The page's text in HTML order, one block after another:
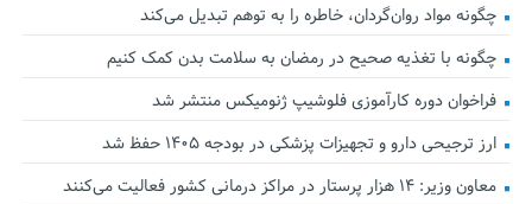
چگونه مواد روان‌گردان، خاطره را به توهم تبدیل می‌کند
چگونه با تغذیه صحیح در رمضان به سلامت بدن کمک کنیم
فراخوان دوره کارآموزی فلوشیپ ژنومیکس منتشر شد
ارز ترجیحی دارو و تجهیزات پزشکی در بودجه ۱۴۰۵ حفظ شد
معاون وزیر: ۱۴ هزار پرستار در مراکز درمانی کشور فعالیت می‌کنند